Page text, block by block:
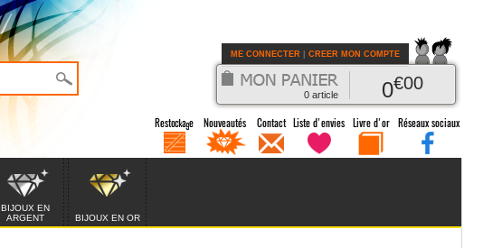
0 article 0€00
ME CONNECTER CREER MON COMPTE
BIJOUX EN
ARGENT
BIJOUX EN OR